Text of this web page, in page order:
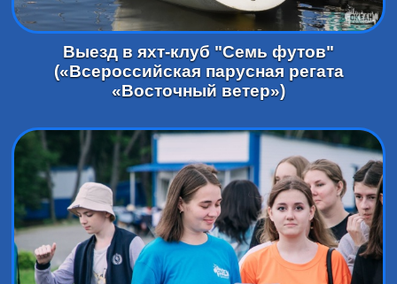
Выезд в яхт-клуб "Семь футов"
(«Всероссийская парусная регата
«Восточный ветер»)